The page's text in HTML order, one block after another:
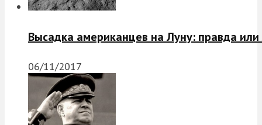
Высадка американцев на Луну: правда
06/11/2017